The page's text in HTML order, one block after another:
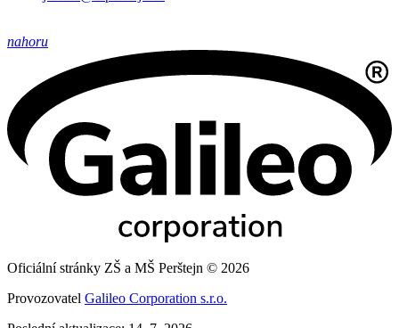
nahoru
Oficiální stránky ZŠ a MŠ Perštejn © 2026
Provozovatel Galileo Corporation s.r.o.